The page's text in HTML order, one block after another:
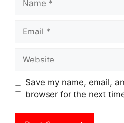
Save my name, email,
browser for the next